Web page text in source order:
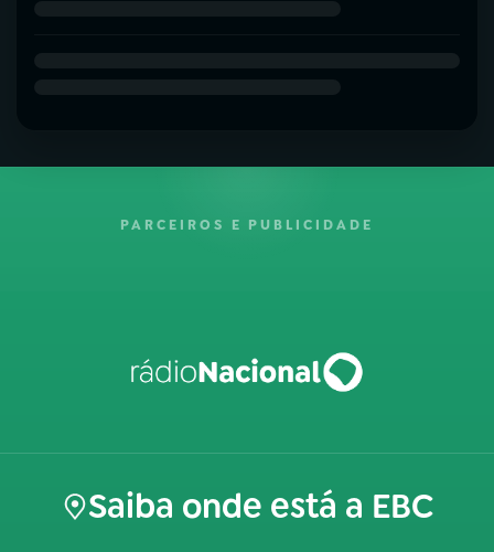
PARCEIROS E PUBLICIDADE
Saiba onde está a EBC